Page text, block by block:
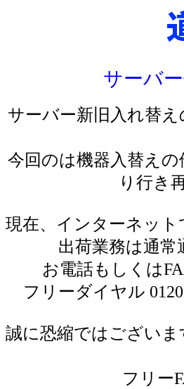
サーバ
サーバー新旧入れ替
今回のは機器入替え
り行き
現在、インターネッ
出荷業務は通
お電話もしくは
フリーダイヤル
誠に恐縮ではござい
フリー